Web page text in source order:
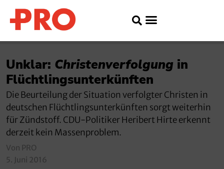
Unklar: Christenverfolgung in
Flüchtlingsunterkünften
Die Beurteilung der Situation verfolgter Christen in
deutschen Flüchtlingsunterkünften sorgt weiterhin
für Zündstoff. CDU-Politiker Heribert Hirte erkennt
derzeit kein Massenproblem.
Von PRO
5. Juni 2016